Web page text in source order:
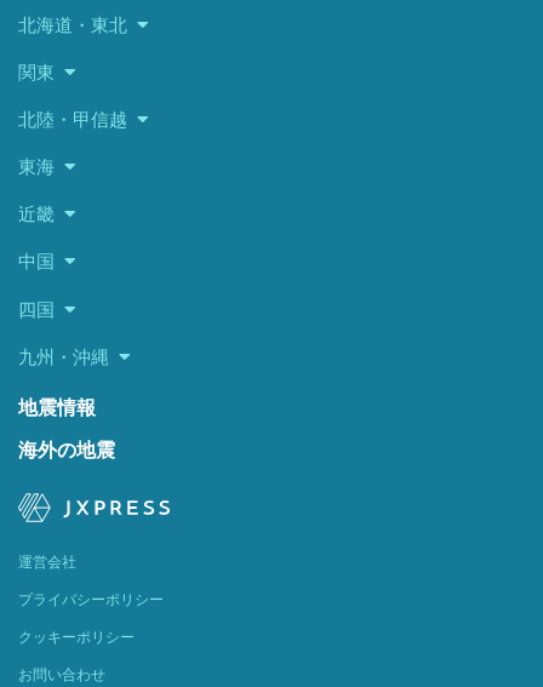
北海道・東北
関東
北陸・甲信越
東海
近畿
中国
四国
九州・沖縄
地震情報
海外の地震
運営会社
プライバシーポリシー
クッキーポリシー
お問い合わせ